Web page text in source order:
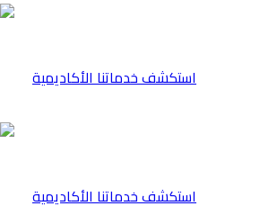
⁠استكشف خدماتنا الأكاديمية
⁠استكشف خدماتنا الأكاديمية